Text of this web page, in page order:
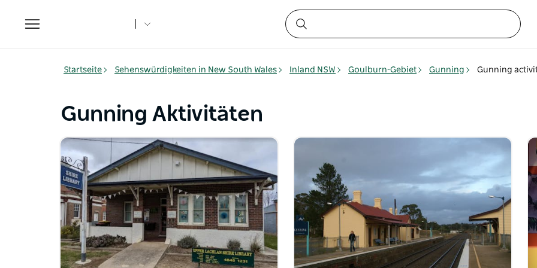
Toggle
navigation
Startseite Sehenswürdigkeiten in New South Wales Inland NSW Goulburn-Gebiet Gunning Gunning
Gunning Aktivitäten